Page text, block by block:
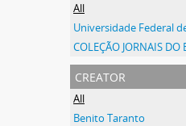
All
Universidade Federal
COLEÇÃO JORNAIS DO
creator
All
Benito Taranto